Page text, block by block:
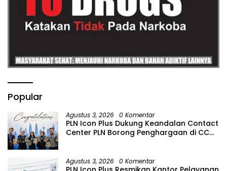
Popular
Agustus 3, 2026 0 Komentar
PLN Icon Plus Dukung Keandalan Contact
Center PLN Borong Penghargaan di CCW
Agustus 3, 2026 0 Komentar